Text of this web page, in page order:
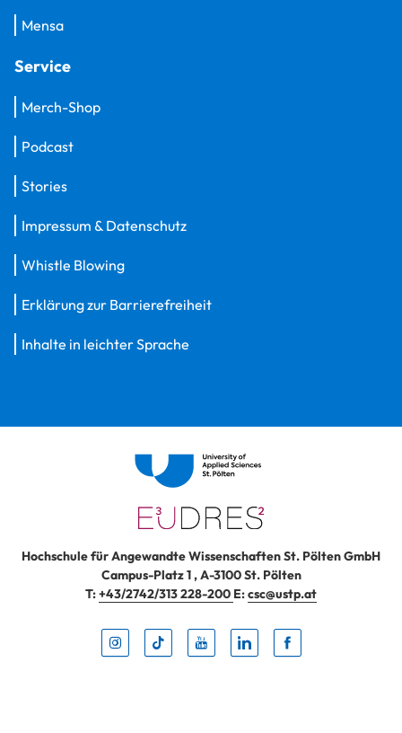
Mensa
Service
Merch-Shop
Podcast
Stories
Impressum & Datenschutz
Whistle Blowing
Erklärung zur Barrierefreiheit
Inhalte in leichter Sprache
Hochschule für Angewandte Wissenschaften St. Pölten GmbH
Campus-Platz 1,A-3100St. Pölten
T:+43/2742/313 228-200 E:csc@ustp.at